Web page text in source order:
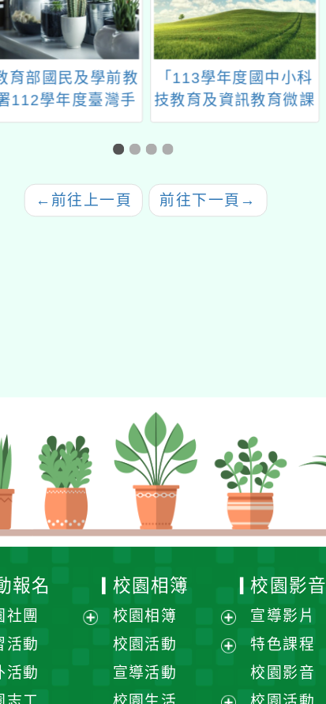
育部國民及學前教
112學年度臺灣手
師及教支人員第2
訓研習實施計畫」
「113學年度國中小科
技教育及資訊教育微課
程研習-線上微課程共
← 前往上一頁 前往下一頁 →
報名
社團
活動
活動
校園相簿
校園相簿
展
開
校園活動
宣導活動
校園影音
宣導影片
特色課程
校園影音